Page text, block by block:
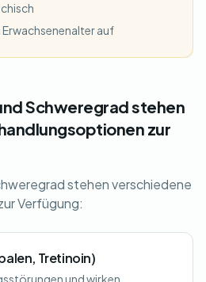
auf
Schweregrad stehen
zur
stehen verschiedene
Verfügung:
Tretinoin)
und wirken